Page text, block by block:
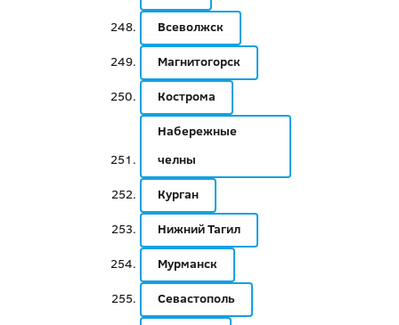
Всеволжск
Магнитогорск
Кострома
Набережные
челны
Курган
Нижний Тагил
Мурманск
Севастополь